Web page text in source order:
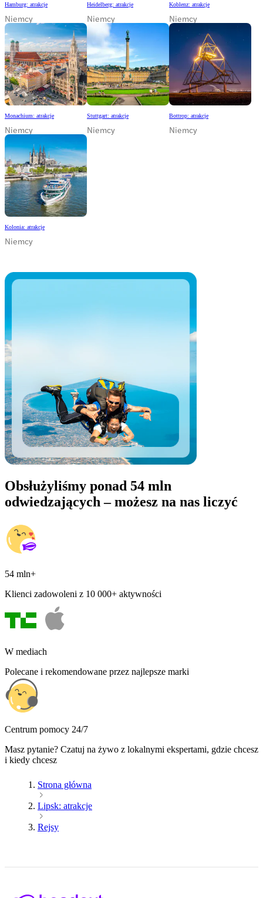
Hamburg: atrakcje
Niemcy
Heidelberg: atrakcje
Niemcy
Koblenz: atrakcje
Niemcy
Monachium: atrakcje
Niemcy
Stuttgart: atrakcje
Niemcy
Bottrop: atrakcje
Niemcy
Kolonia: atrakcje
Niemcy
Obsłużyliśmy ponad 54 mln
odwiedzających – możesz na nas liczyć
54 mln+
Klienci zadowoleni z 10 000+ aktywności
W mediach
Polecane i rekomendowane przez najlepsze marki
Centrum pomocy 24/7
Masz pytanie? Czatuj na żywo z lokalnymi ekspertami, gdzie chcesz
i kiedy chcesz
Strona główna
Lipsk: atrakcje
Rejsy